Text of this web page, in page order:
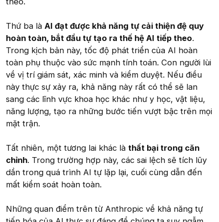
Thứ ba là AI đạt được khả năng tự cải thiện đệ quy
hoàn toàn, bắt đầu tự tạo ra thế hệ AI tiếp theo.
Trong kịch bản này, tốc độ phát triển của AI hoàn
toàn phụ thuộc vào sức mạnh tính toán. Con người lùi
về vị trí giám sát, xác minh và kiểm duyệt. Nếu điều
này thực sự xảy ra, khả năng này rất có thể sẽ lan
sang các lĩnh vực khoa học khác như y học, vật liệu,
năng lượng, tạo ra những bước tiến vượt bậc trên mọi
mặt trận.
Tất nhiên, một tương lai khác là thất bại trong căn
chỉnh. Trong trường hợp này, các sai lệch sẽ tích lũy
dần trong quá trình AI tự lặp lại, cuối cùng dẫn đến
mất kiểm soát hoàn toàn.
Những quan điểm trên từ Anthropic về khả năng tự